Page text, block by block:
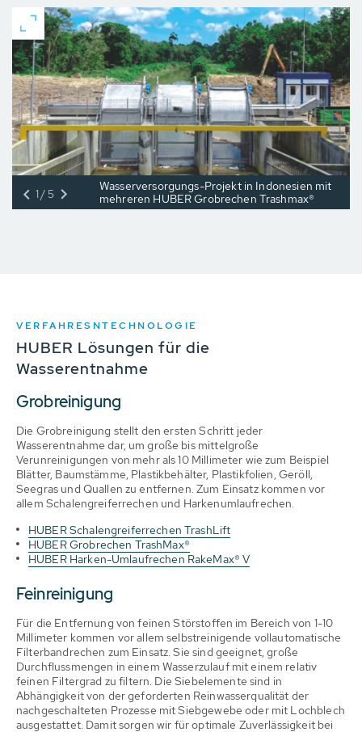
Wasserversorgungs-Projekt in Indonesien mit
mehreren HUBER Grobrechen Trashmax®
1/5
VERFAHRESNTECHNOLOGIE
HUBER Lösungen für die
Wasserentnahme
Grobreinigung
Die Grobreinigung stellt den ersten Schritt jeder
Wasserentnahme dar, um große bis mittelgroße
Verunreinigungen von mehr als 10 Millimeter wie zum Beispiel
Blätter, Baumstämme, Plastikbehälter, Plastikfolien, Geröll,
Seegras und Quallen zu entfernen. Zum Einsatz kommen vor
allem Schalengreiferrechen und Harkenumlaufrechen.
HUBER Schalengreiferrechen TrashLift
HUBER Grobrechen TrashMax®
HUBER Harken-Umlaufrechen RakeMax® V
Feinreinigung
Für die Entfernung von feinen Störstoffen im Bereich von 1-10
Millimeter kommen vor allem selbstreinigende vollautomatische
Filterbandrechen zum Einsatz. Sie sind geeignet, große
Durchflussmengen in einem Wasserzulauf mit einem relativ
feinen Filtergrad zu filtern. Die Siebelemente sind in
Abhängigkeit von der geforderten Reinwasserqualität der
nachgeschalteten Prozesse mit Siebgewebe oder mit Lochblech
ausgestattet. Damit sorgen wir für optimale Zuverlässigkeit bei